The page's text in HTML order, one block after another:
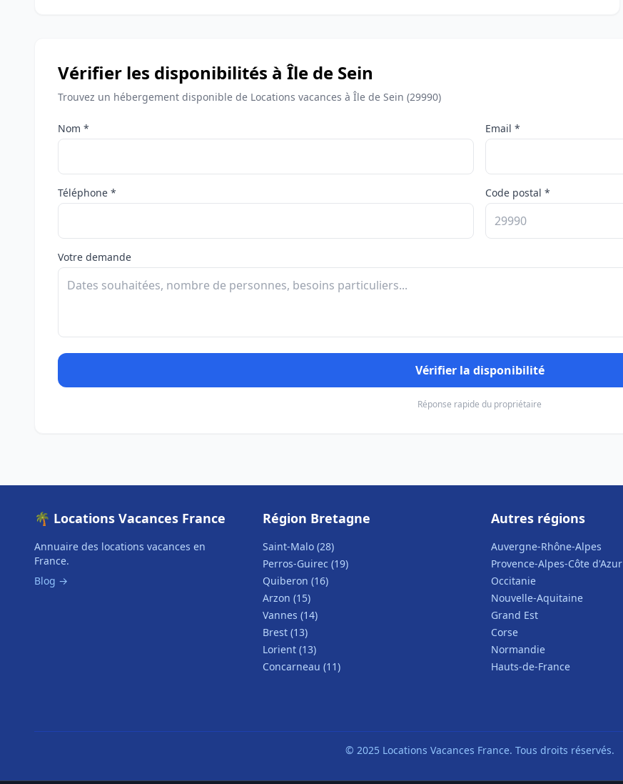
Vérifier les disponibilités à Île de Sein
Trouvez un hébergement disponible de Locations vacances à Île de Sein (29990)
Nom * Email *
Téléphone * Code postal *
Votre demande
Vérifier la disponibilité
Réponse rapide du propriétaire
🌴 Locations Vacances France
Annuaire des locations vacances en
France.
Blog →
Région Bretagne
Saint-Malo (28)
Perros-Guirec (19)
Quiberon (16)
Arzon (15)
Vannes (14)
Brest (13)
Lorient (13)
Concarneau (11)
Autres régions
Auvergne-Rhône-Alpes
Provence-Alpes-Côte d'Azur
Occitanie
Nouvelle-Aquitaine
Grand Est
Corse
Normandie
Hauts-de-France
© 2025 Locations Vacances France. Tous droits réservés.